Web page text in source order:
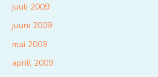
juuli 2009
juuni 2009
mai 2009
aprill 2009